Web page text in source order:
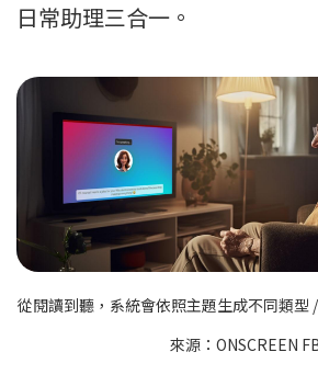
日常助理三合一。
從閱讀到聽，系統會依照主題生成不同類型
來源：ONSCREEN